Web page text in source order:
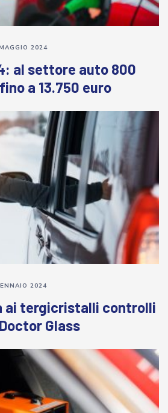
al settore auto 800
a 13.750 euro
2024
ai tergicristalli controlli
Glass
2024